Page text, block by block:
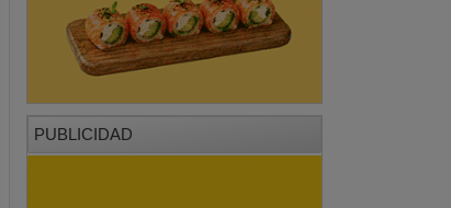
PUBLICIDAD